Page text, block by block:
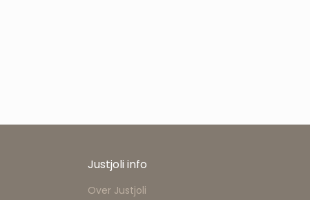
Justjoli info
Over Justjoli